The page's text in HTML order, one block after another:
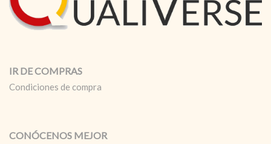
IR DE COMPRAS
Condiciones de compra
CONÓCENOS MEJOR